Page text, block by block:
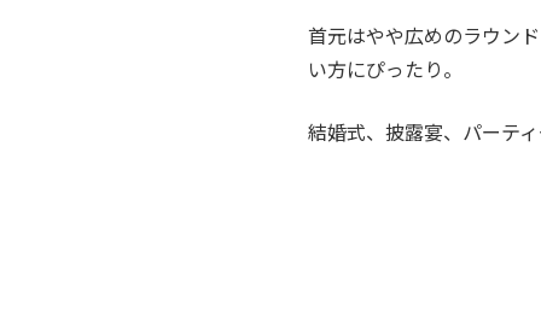
首元はやや広めのラウン
い方にぴったり。
結婚式、披露宴、パーテ